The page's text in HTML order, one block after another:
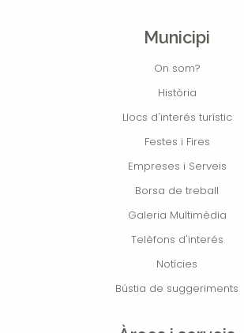
Municipi
On som?
Història
Llocs d'interés turístic
Festes i Fires
Empreses i Serveis
Borsa de treball
Galeria Multimèdia
Telèfons d'interés
Notícies
Bústia de suggeriments